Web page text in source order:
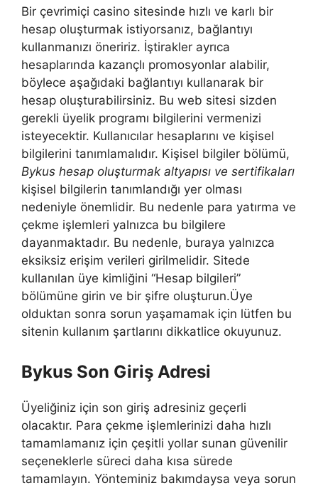
Bir çevrimiçi casino sitesinde hızlı ve karlı bir
hesap oluşturmak istiyorsanız, bağlantıyı
kullanmanızı öneririz. İştirakler ayrıca
hesaplarında kazançlı promosyonlar alabilir,
böylece aşağıdaki bağlantıyı kullanarak bir
hesap oluşturabilirsiniz. Bu web sitesi sizden
gerekli üyelik programı bilgilerini vermenizi
isteyecektir. Kullanıcılar hesaplarını ve kişisel
bilgilerini tanımlamalıdır. Kişisel bilgiler bölümü,
Bykus hesap oluşturmak altyapısı ve sertifikaları
kişisel bilgilerin tanımlandığı yer olması
nedeniyle önemlidir. Bu nedenle para yatırma ve
çekme işlemleri yalnızca bu bilgilere
dayanmaktadır. Bu nedenle, buraya yalnızca
eksiksiz erişim verileri girilmelidir. Sitede
kullanılan üye kimliğini “Hesap bilgileri”
bölümüne girin ve bir şifre oluşturun.Üye
olduktan sonra sorun yaşamamak için lütfen bu
sitenin kullanım şartlarını dikkatlice okuyunuz.
Bykus Son Giriş Adresi
Üyeliğiniz için son giriş adresiniz geçerli
olacaktır. Para çekme işlemlerinizi daha hızlı
tamamlamanız için çeşitli yollar sunan güvenilir
seçeneklerle süreci daha kısa sürede
tamamlayın. Yönteminiz bakımdaysa veya sorun